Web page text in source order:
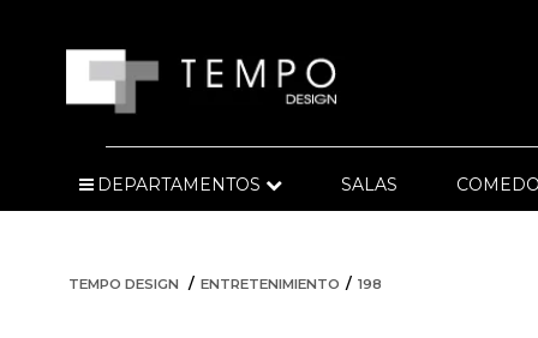
DEPARTAMENTOS SALAS
TEMPO DESIGN ENTRETENIMIENTO 198